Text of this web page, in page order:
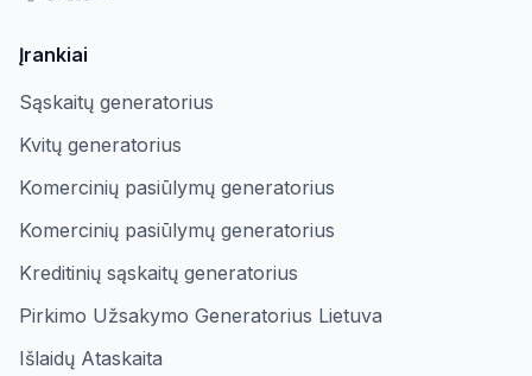
Įrankiai
Sąskaitų generatorius
Kvitų generatorius
Komercinių pasiūlymų generatorius
Komercinių pasiūlymų generatorius
Kreditinių sąskaitų generatorius
Pirkimo Užsakymo Generatorius Lietuva
Išlaidų Ataskaita